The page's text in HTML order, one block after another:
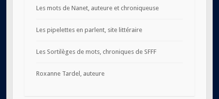
Les mots de Nanet, auteure et chroniqueuse
Les pipelettes en parlent, site littéraire
Les Sortilèges de mots, chroniques de SFFF
Roxanne Tardel, auteure